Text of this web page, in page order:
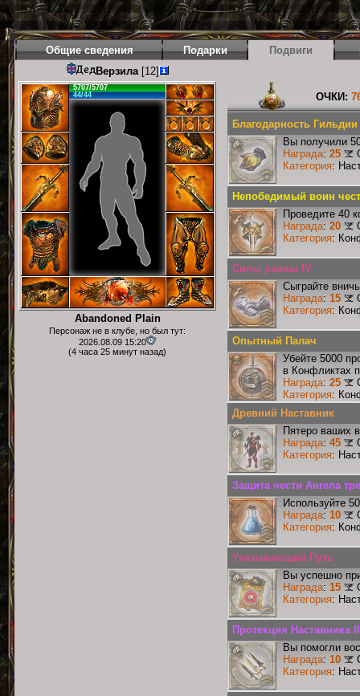
Общие сведения Подарки Подвиги
Верзила[12]
5707/5707
44/44
Abandoned Plain
Персонаж не в клубе, но был тут:
2026.08.09 15:20
(4 часа 25 минут назад)
ОЧКИ:
Благодарность Гильдии
Вы получили
Награда: 25
Категория:
Непобедимый воин
Проведите 40
Награда: 20
Категория:
Силы равны IV
Сыграйте
Награда: 15
Категория:
Опытный Палач
Убейте 5000
в Конфликтах
Награда: 25
Категория:
Древний Наставник
Пятеро ваших
Награда: 45
Категория:
Защита чести Ангела
Используйте
Награда: 10
Категория:
Указывающий Путь
Вы успешно
Награда: 15
Категория:
Протекция Наставника II
Вы помогли
Награда: 10
Категория: